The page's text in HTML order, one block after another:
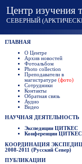
Центр изучения
СЕВЕРНЫЙ
ГЛАВНАЯ
О Центре
Архив новостей
Фотоальбом
Photo collection
Преподаватели в
магистратуре (фото)
Сотрудники
Контакты
Обратная связь
Аудио
Видео
НАУЧНАЯ ДЕЯТЕЛЬНОСТЬ
Экспедиции ЦИТКЕС
Конференции ЦИТКЕС
КООРДИНАЦИЯ
2008-2011 (Русский Север)
ПУБЛИКАЦИИ